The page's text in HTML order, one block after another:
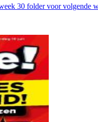
30 folder voor volgende